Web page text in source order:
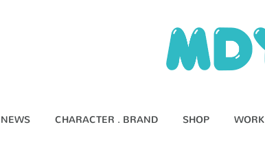
NEWS CHARACTER . BRAND SHOP WORK